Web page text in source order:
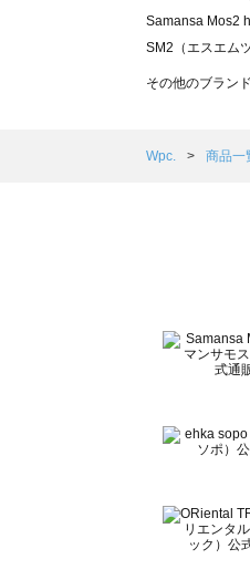
Samansa Mos2
SM2（エスエム
TSUHARU by
Samansa Mos2
BETTY'S BLUE
Wpc.（ワールド
その他のブラン
Wpc. 商品一